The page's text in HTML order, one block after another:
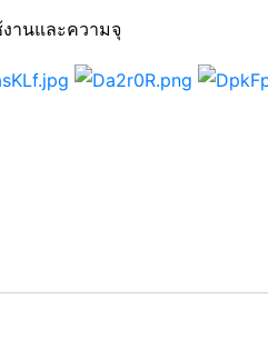
านและความจุ